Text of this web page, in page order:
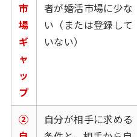
市
場
ギ
ャ
ッ
プ
者が婚活市場に少な
い（または登録して
いない）
②
自分が相手に求める